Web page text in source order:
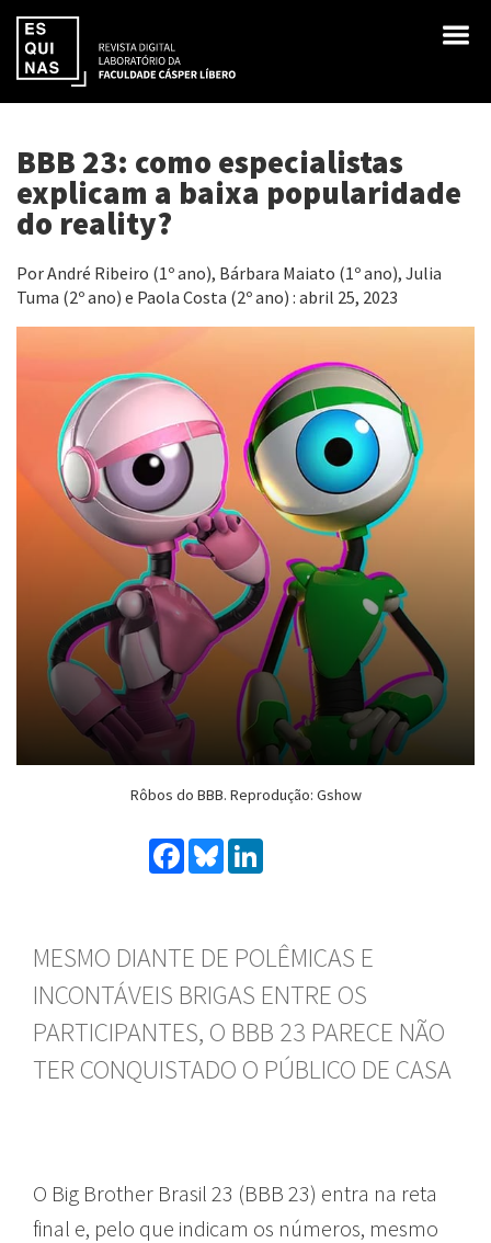
BBB 23: como especialistas
explicam a baixa popularidade
do reality?
Por André Ribeiro (1º ano), Bárbara Maiato (1º ano), Julia
Tuma (2º ano) e Paola Costa (2º ano) : abril 25, 2023
Rôbos do BBB. Reprodução: Gshow
Facebook
Bluesky
MESMO DIANTE DE POLÊMICAS E
INCONTÁVEIS BRIGAS ENTRE OS
PARTICIPANTES, O BBB 23 PARECE NÃO
TER CONQUISTADO O PÚBLICO DE CASA
O Big Brother Brasil 23 (BBB 23) entra na reta
final e, pelo que indicam os números, mesmo